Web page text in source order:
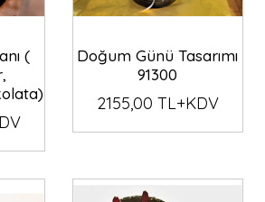
(
Doğum Günü Tasarımı
91300
2155,00 TL+KDV